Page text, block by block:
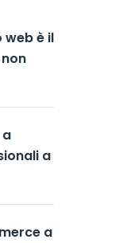
web è il
a
a
a